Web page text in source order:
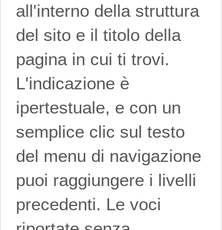
all'interno della struttura
del sito e il titolo della
pagina in cui ti trovi.
L'indicazione è
ipertestuale, e con un
semplice clic sul testo
del menu di navigazione
puoi raggiungere i livelli
precedenti. Le voci